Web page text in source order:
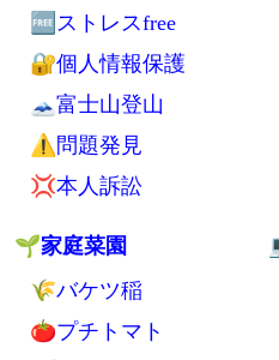
🔋電池
🔦ライト
🖊日用品
🎒バッグ
🛂パスポート
🏦銀行口座
📱スマホ関連
🚲自転車